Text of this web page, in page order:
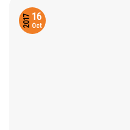
16
Oct
2017